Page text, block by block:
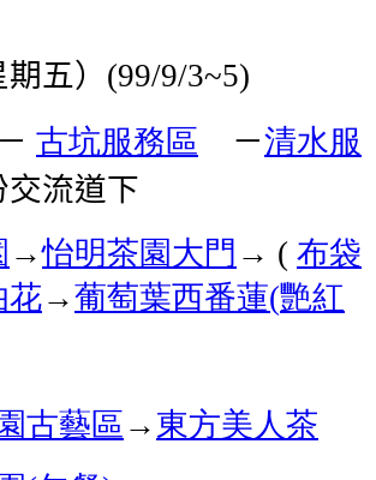
五）
(99/9/3~5)
古坑服務區 －清水服
交流道下
→怡明茶園大門→ ( 布袋
花→葡萄葉西番蓮(艷紅
古藝區→東方美人茶